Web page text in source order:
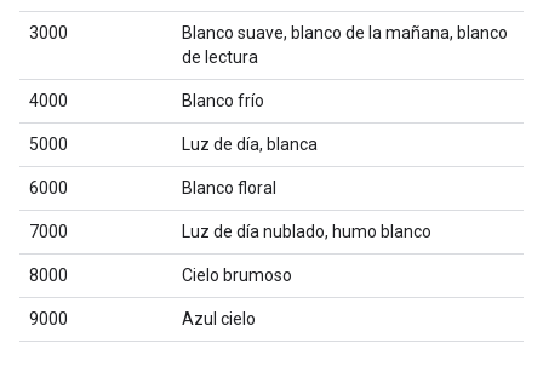
3000
Blanco suave, blanco de la mañana, blanco
de lectura
4000 Blanco frío
5000 Luz de día, blanca
6000 Blanco floral
7000 Luz de día nublado, humo blanco
8000 Cielo brumoso
9000 Azul cielo